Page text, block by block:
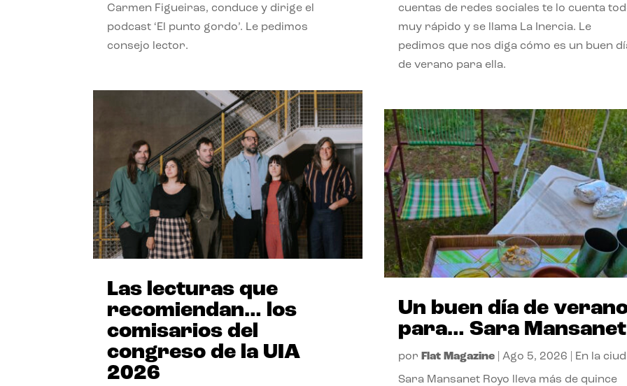
Carmen Figueiras, conduce y dirige el
podcast ‘El punto gordo’. Le pedimos
consejo lector.
Las lecturas que
recomiendan… los
comisarios del
congreso de la UIA
2026
cuentas de redes sociales te lo cuenta
muy rápido y se llama La Inercia. Le
pedimos que nos diga cómo es un buen
de verano para ella.
Un buen día de
para… Sara Mansanet
por Flat Magazine| Ago 5, 2026 En la
Sara Mansanet Royo lleva más de quince